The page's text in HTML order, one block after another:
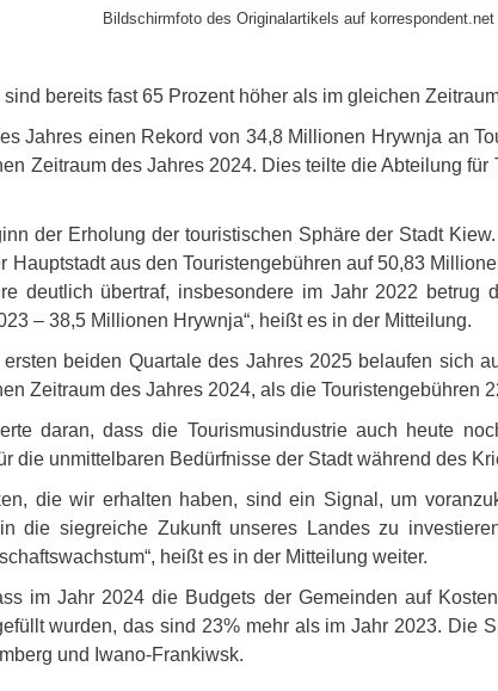
Bildschirmfoto des Originalartikels auf korrespondent.net
bereits fast 65 Prozent höher als im gleichen
Jahres einen Rekord von 34,8 Millionen Hrywnja an
Zeitraum des Jahres 2024. Dies teilte die Abteilung für
der Erholung der touristischen Sphäre der Stadt
Hauptstadt aus den Touristengebühren auf 50,83
deutlich übertraf, insbesondere im Jahr 2022 betrug
– 38,5 Millionen Hrywnja“, heißt es in der Mitteilung.
beiden Quartale des Jahres 2025 belaufen sich
Zeitraum des Jahres 2024, als die Touristengebühren
daran, dass die Tourismusindustrie auch heute
die unmittelbaren Bedürfnisse der Stadt während des
die wir erhalten haben, sind ein Signal, um
die siegreiche Zukunft unseres Landes zu
heißt es in der Mitteilung weiter.
im Jahr 2024 die Budgets der Gemeinden auf
wurden, das sind 23% mehr als im Jahr 2023. Die
und Iwano-Frankiwsk.